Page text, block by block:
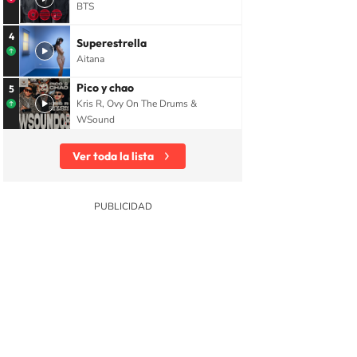
BTS
4 Superestrella
Aitana
5 Pico y chao
Kris R, Ovy On The Drums &
WSound
Ver toda la lista